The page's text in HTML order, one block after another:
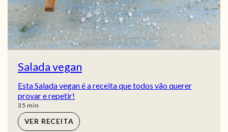
Salada vegan
Esta Salada vegan é a receita que todos vão querer
provar e repetir!
35 min
min
VER RECEITA